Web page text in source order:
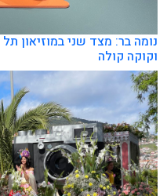
נומה בר: מצד שני במוזיאון
וקוקה קולה